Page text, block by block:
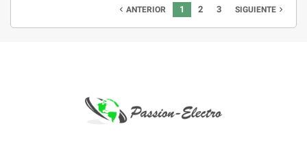
 ANTERIOR 1 2 3 SIGUIENTE 